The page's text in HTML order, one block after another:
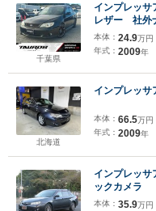
千葉県
インプレッ
レザー 社外
ンチアルミ
ワーステアリ
本体： 24.9万円
年式： 2009年
北海道
インプレッサ
本体： 66.5万円
年式： 2009年
インプレッ
ックカメラ
本体： 35.9万円